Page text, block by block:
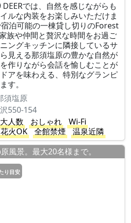
では、自然を感じながらも
ルな内装をお楽しみいただけま
泊可能の一棟貸し切りのForest
族や仲間と贅沢な時間をお過ご
ングキッチンに隣接しているサ
見える那須塩原の豊かな自然が
作りながら会話を愉しむことが
アを味わえる、特別なグランピ
す。
須塩原
550-154
大人数 おしゃれ
Wi-Fi
花火OK 全館禁煙
温泉近隣
風景。最大20名様まで。
り目安